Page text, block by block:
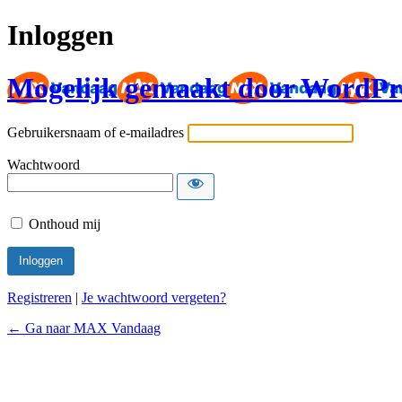
Inloggen
Mogelijk gemaakt door
Gebruikersnaam of e-mailadres
Wachtwoord
Onthoud mij
Registreren | Je wachtwoord vergeten?
← Ga naar MAX Vandaag